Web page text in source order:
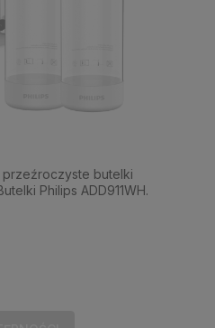
butelki
Philips ADD911WH.